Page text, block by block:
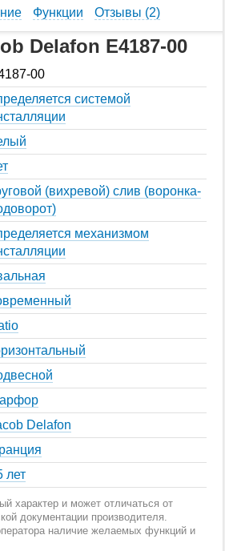
Функции Отзывы (2)
Delafon Е4187-00
00
системой
(вихревой) слив (воронка-
механизмом
Delafon
лет
характер и может отличаться от
документации производителя.
наличие желаемых функций и